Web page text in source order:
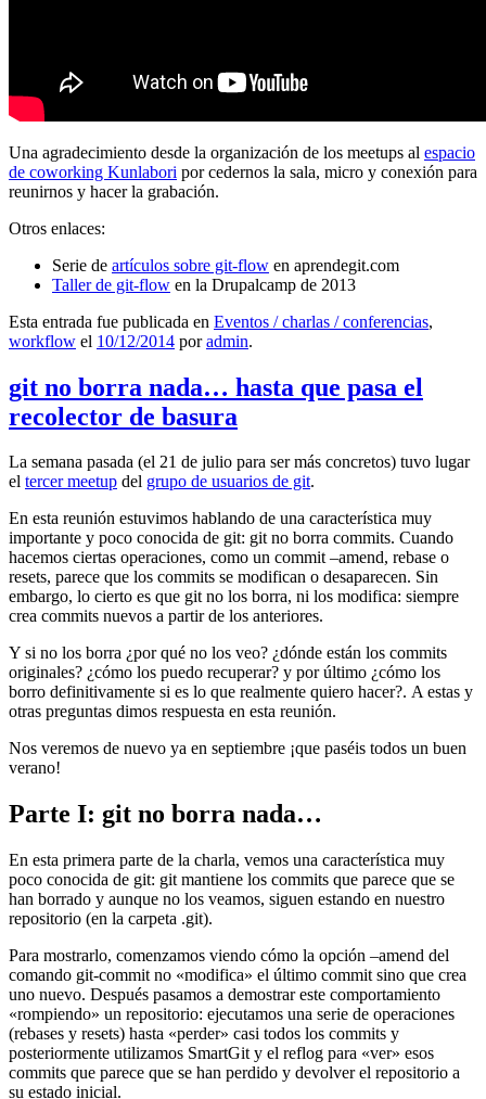
Una agradecimiento desde la organización de los meetups al espacio
de coworking Kunlabori por cedernos la sala, micro y conexión para
reunirnos y hacer la grabación.
Otros enlaces:
Serie de artículos sobre git-flow en aprendegit.com
Taller de git-flow en la Drupalcamp de 2013
Esta entrada fue publicada en Eventos / charlas / conferencias,
workflow el 10/12/2014 poradmin.
git no borra nada… hasta que pasa el
recolector de basura
La semana pasada (el 21 de julio para ser más concretos) tuvo lugar
el tercer meetup del grupo de usuarios de git.
En esta reunión estuvimos hablando de una característica muy
importante y poco conocida de git: git no borra commits. Cuando
hacemos ciertas operaciones, como un commit –amend, rebase o
resets, parece que los commits se modifican o desaparecen. Sin
embargo, lo cierto es que git no los borra, ni los modifica: siempre
crea commits nuevos a partir de los anteriores.
Y si no los borra ¿por qué no los veo? ¿dónde están los commits
originales? ¿cómo los puedo recuperar? y por último ¿cómo los
borro definitivamente si es lo que realmente quiero hacer?. A estas y
otras preguntas dimos respuesta en esta reunión.
Nos veremos de nuevo ya en septiembre ¡que paséis todos un buen
verano!
Parte I: git no borra nada…
En esta primera parte de la charla, vemos una característica muy
poco conocida de git: git mantiene los commits que parece que se
han borrado y aunque no los veamos, siguen estando en nuestro
repositorio (en la carpeta .git).
Para mostrarlo, comenzamos viendo cómo la opción –amend del
comando git-commit no «modifica» el último commit sino que crea
uno nuevo. Después pasamos a demostrar este comportamiento
«rompiendo» un repositorio: ejecutamos una serie de operaciones
(rebases y resets) hasta «perder» casi todos los commits y
posteriormente utilizamos SmartGit y el reflog para «ver» esos
commits que parece que se han perdido y devolver el repositorio a
su estado inicial.